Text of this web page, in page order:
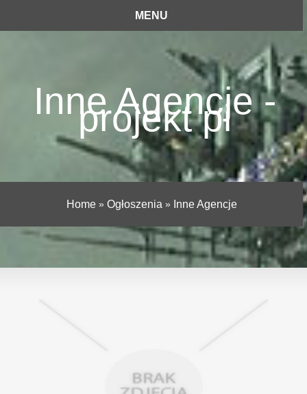
MENU
Inne Agencje -
projekt pi
Home» Ogłoszenia » Inne Agencje